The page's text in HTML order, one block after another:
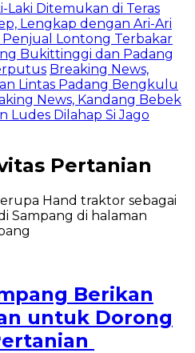
Laki Ditemukan di Teras
Lengkap dengan Ari-Ari
Lontong Terbakar
Bukittinggi dan Padang
Breaking News,
Lintas Padang Bengkulu
News, Kandang Bebek
Ludes Dilahap Si Jago
Pertanian
Berikan
untuk Dorong